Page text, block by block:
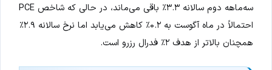
سه‌ماهه دوم سالانه ۳.۳٪ باقی می‌ماند، در حالی که شاخص PCE
احتمالاً در ماه آگوست به ۰.۲٪ کاهش می‌یابد اما نرخ سالانه ۲.۹٪
همچنان بالاتر از هدف ۲٪ فدرال رزرو است.